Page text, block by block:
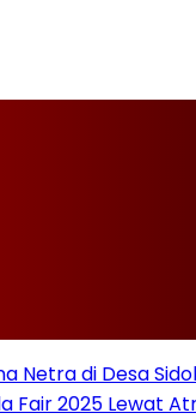
Netra di Desa
Fair 2025 Lewat